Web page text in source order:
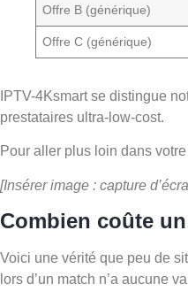
Offre B (générique)
Offre C (générique)
IPTV-4Ksmart se distingue
prestataires ultra-low-cost.
Pour aller plus loin dans
[Insérer image : capture
Combien coûte
Voici une vérité que peu de
lors d’un match n’a aucune